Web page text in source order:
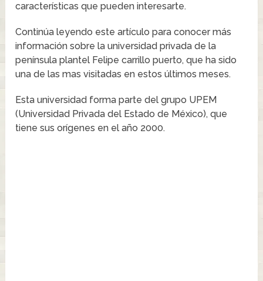
características que pueden interesarte.
Continúa leyendo este artículo para conocer más
información sobre la universidad privada de la
península plantel Felipe carrillo puerto, que ha sido
una de las mas visitadas en estos últimos meses.
Esta universidad forma parte del grupo UPEM
(Universidad Privada del Estado de México), que
tiene sus orígenes en el año 2000.